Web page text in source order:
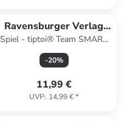
Ravensburger Verlag
GmbH
Spiel - tiptoi® Team SMART
ermittelt: Geheimnis im
Drachenwald - ab 5 Jahre
-20%
11,99 €
UVP: 14,99 €*